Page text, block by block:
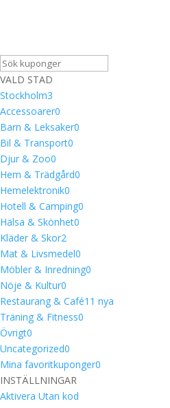
VALD STAD
Stockholm3
Accessoarer0
Barn & Leksaker0
Bil & Transport0
Djur & Zoo0
Hem & Trädgård0
Hemelektronik0
Hotell & Camping0
Hälsa & Skönhet0
Kläder & Skor2
Mat & Livsmedel0
Möbler & Inredning0
Nöje & Kultur0
Restaurang & Café1 1 nya
Träning & Fitness0
Övrigt0
Uncategorized0
Mina favoritkuponger0
INSTÄLLNINGAR
Aktivera Utan kod